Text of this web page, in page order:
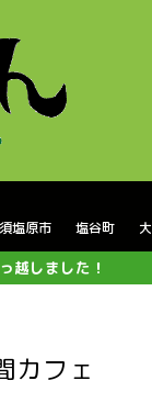
塩原市 塩谷町
越しました！
カフェ